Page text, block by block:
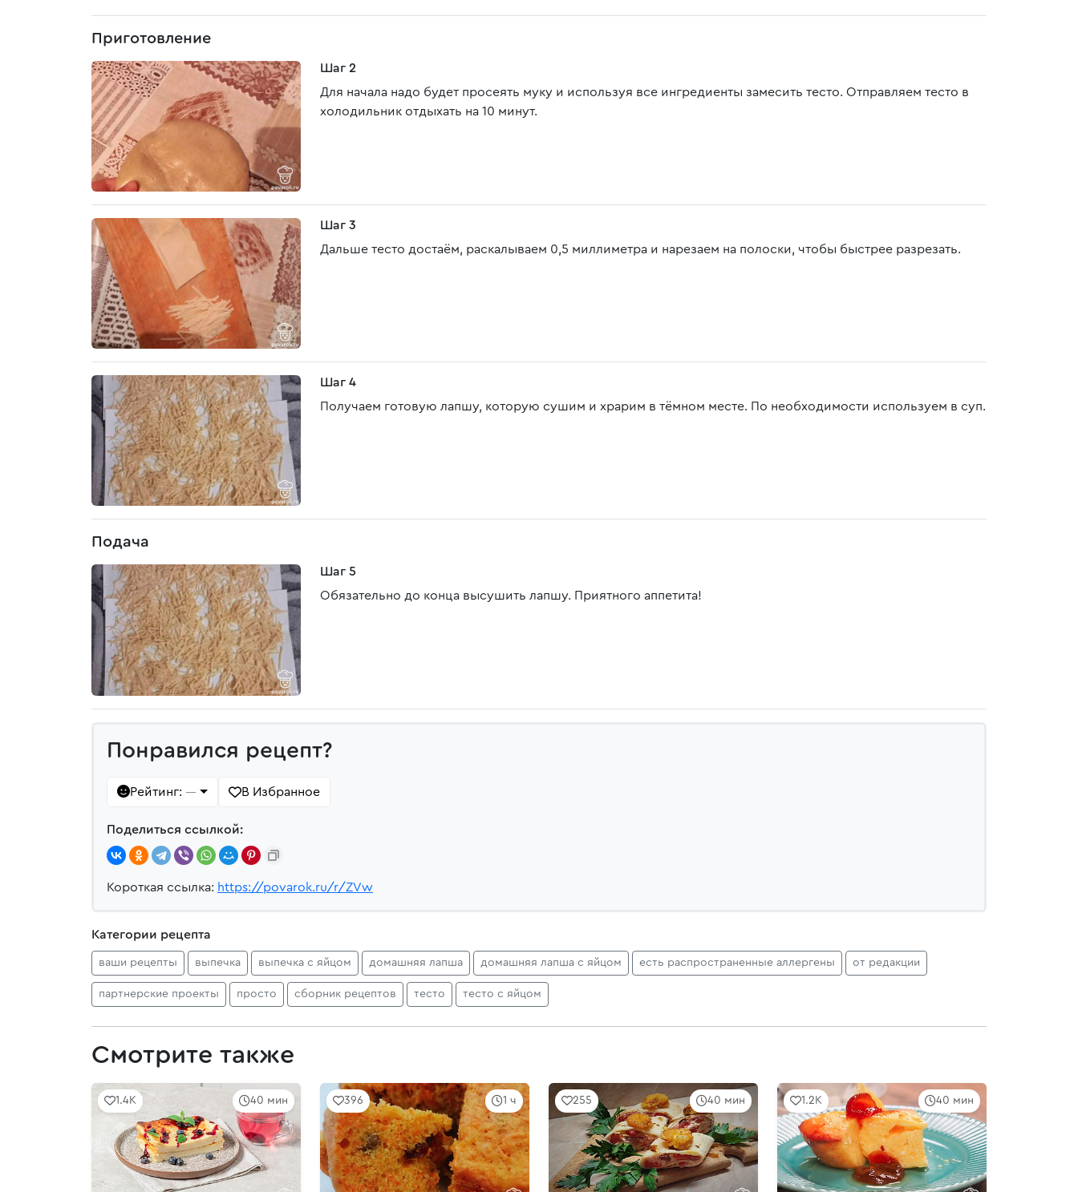
Приготовление
Шаг 2
Для начала надо будет просеять муку и используя все ингредиенты замесить тесто. Отправляем тесто в
холодильник отдыхать на 10 минут.
Шаг 3
Дальше тесто достаём, раскалываем 0,5 миллиметра и нарезаем на полоски, чтобы быстрее разрезать.
Шаг 4
Получаем готовую лапшу, которую сушим и храрим в тёмном месте. По необходимости используем в суп.
Подача
Шаг 5
Обязательно до конца высушить лапшу. Приятного аппетита!
Понравился рецепт?
Рейтинг: — В Избранное
Поделиться ссылкой:
Короткая ссылка: https://povarok.ru/r/ZVw
Категории рецепта
ваши рецепты выпечка выпечка с яйцом домашняя лапша домашняя лапша с яйцом есть распространенные аллергены от редакции
партнерские проекты просто сборник рецептов тесто тесто с яйцом
Смотрите также
40 мин
1.4K 1 ч
396 40 мин
255 40 мин
1.2K